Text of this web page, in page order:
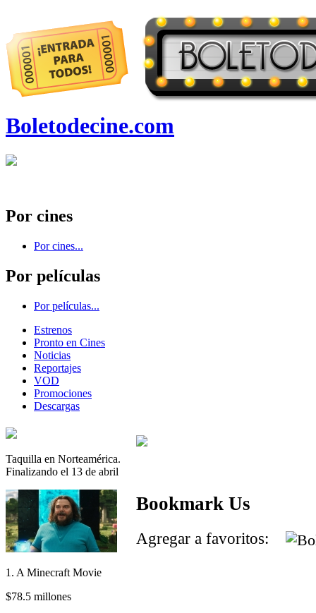
Boletodecine.com
Por cines
Por cines...
Por películas
Por películas...
Estrenos
Pronto en Cines
Noticias
Reportajes
VOD
Promociones
Descargas
Taquilla en Norteamérica.
Finalizando el 13 de abril
1. A Minecraft Movie
$78.5 millones
Bookmark Us
Agregar a favoritos: